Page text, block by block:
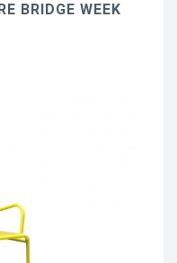
BRIDGE WEEK